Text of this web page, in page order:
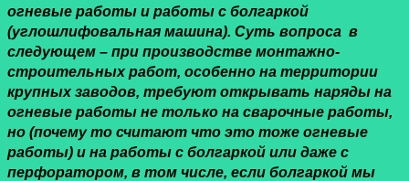
огневые работы и работы с болгаркой
(углошлифовальная машина). Суть вопроса в
следующем – при производстве монтажно-
строительных работ, особенно на территории
крупных заводов, требуют открывать наряды на
огневые работы не только на сварочные работы,
но (почему то считают что это тоже огневые
работы) и на работы с болгаркой или даже с
перфоратором, в том числе, если болгаркой мы